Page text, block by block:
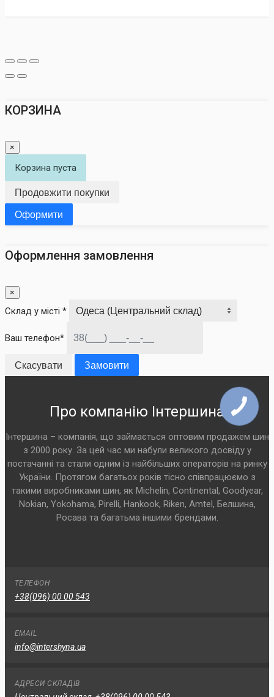
КОРЗИНА
×
Корзина пуста
Продовжити покупки
Оформити
Оформлення замовлення
×
Склад у місті *
Ваш телефон*
Скасувати Замовити
Про компанію Інтершина
Інтершина – компанія, що займається оптовим продажем шин
з 2000 року. За цей час ми набули великого досвіду у
постачанні та стали одним із найбільших операторів на ринку
України. Протягом багатьох років тісно співпрацюємо з
такими виробниками шин, як Michelin, Continental, Goodyear,
Nokian, Yokohama, Pirelli, Hankook, Riken, Amtel, Белшина,
Росава та багатьма іншими брендами.
ТЕЛЕФОН
+38(096) 00 00 543
EMAIL
info@intershyna.ua
АДРЕСИ СКЛАДІВ